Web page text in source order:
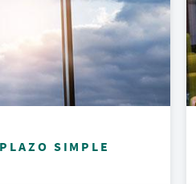
SIMPLE